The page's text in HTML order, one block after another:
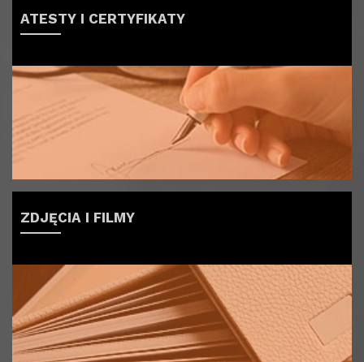
ATESTY I CERTYFIKATY
ZDJĘCIA I FILMY